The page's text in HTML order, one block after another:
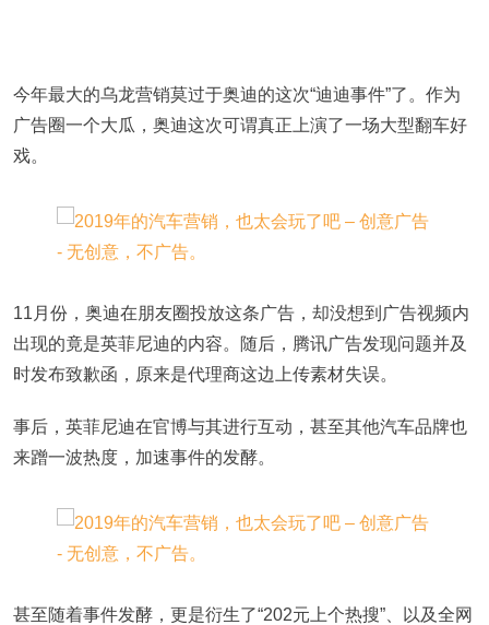
今年最大的乌龙营销莫过于奥迪的这次“迪迪事件”了。作为
广告圈一个大瓜，奥迪这次可谓真正上演了一场大型翻车好
戏。
11月份，奥迪在朋友圈投放这条广告，却没想到广告视频内
出现的竟是英菲尼迪的内容。随后，腾讯广告发现问题并及
时发布致歉函，原来是代理商这边上传素材失误。
事后，英菲尼迪在官博与其进行互动，甚至其他汽车品牌也
来蹭一波热度，加速事件的发酵。
甚至随着事件发酵，更是衍生了“202元上个热搜”、以及全网